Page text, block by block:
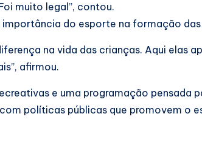
muito legal”, contou.
importância do esporte na formação
na vida das crianças. Aqui elas
afirmou.
e uma programação pensada
políticas públicas que promovem o